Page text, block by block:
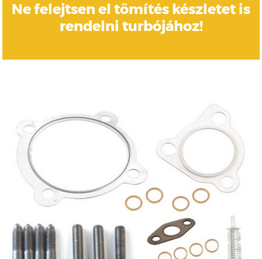
Ne felejtsen el tömítés készletet is
rendelni turbójához!